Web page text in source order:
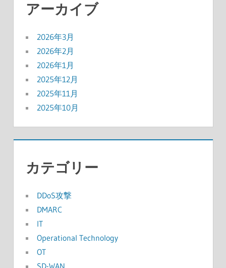
アーカイブ
2026年3月
2026年2月
2026年1月
2025年12月
2025年11月
2025年10月
カテゴリー
DDoS攻撃
DMARC
IT
Operational Technology
OT